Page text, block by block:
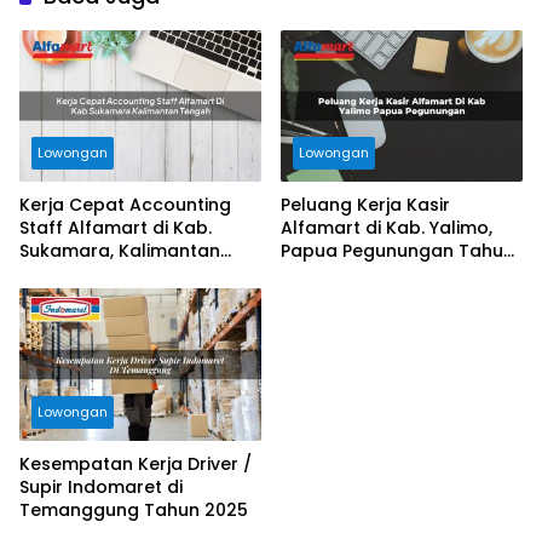
Lowongan
Kerja Cepat Accounting
Staff Alfamart di Kab.
Sukamara, Kalimantan
Lowongan
Peluang Kerja Kasir
Alfamart di Kab. Yalimo,
Papua Pegunungan Tahun
Lowongan
Kesempatan Kerja Driver /
Supir Indomaret di
Temanggung Tahun 2025